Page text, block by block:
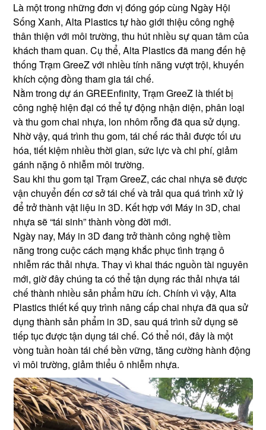
Là một trong những đơn vị đóng góp cùng Ngày Hội
Sống Xanh, Alta Plastics tự hào giới thiệu công nghệ
thân thiện với môi trường, thu hút nhiều sự quan tâm của
khách tham quan. Cụ thể, Alta Plastics đã mang đến hệ
thống Trạm GreeZ với nhiều tính năng vượt trội, khuyến
khích cộng đồng tham gia tái chế.
Nằm trong dự án GREEnfinity, Trạm GreeZ là thiết bị
công nghệ hiện đại có thể tự động nhận diện, phân loại
và thu gom chai nhựa, lon nhôm rỗng đã qua sử dụng.
Nhờ vậy, quá trình thu gom, tái chế rác thải được tối ưu
hóa, tiết kiệm nhiều thời gian, sức lực và chi phí, giảm
gánh nặng ô nhiễm môi trường.
Sau khi thu gom tại Trạm GreeZ, các chai nhựa sẽ được
vận chuyển đến cơ sở tái chế và trải qua quá trình xử lý
để trở thành vật liệu in 3D. Kết hợp với Máy in 3D, chai
nhựa sẽ “tái sinh” thành vòng đời mới.
Ngày nay, Máy in 3D đang trở thành công nghệ tiềm
năng trong cuộc cách mạng khắc phục tình trạng ô
nhiễm rác thải nhựa. Thay vì khai thác nguồn tài nguyên
mới, giờ đây chúng ta có thể tận dụng rác thải nhựa tái
chế thành nhiều sản phẩm hữu ích. Chính vì vậy, Alta
Plastics thiết kế quy trình nâng cấp chai nhựa đã qua sử
dụng thành sản phẩm in 3D, sau quá trình sử dụng sẽ
tiếp tục được tận dụng tái chế. Có thể nói, đây là một
vòng tuần hoàn tái chế bền vững, tăng cường hành động
vì môi trường, giảm thiểu ô nhiễm nhựa.